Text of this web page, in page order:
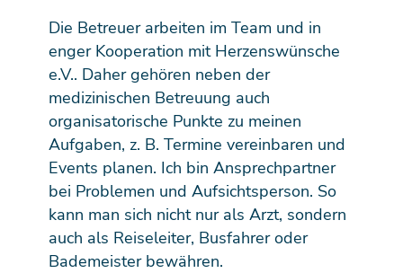
Die Betreuer arbeiten im Team und in
enger Kooperation mit Herzenswünsche
e.V.. Daher gehören neben der
medizinischen Betreuung auch
organisatorische Punkte zu meinen
Aufgaben, z. B. Termine vereinbaren und
Events planen. Ich bin Ansprechpartner
bei Problemen und Aufsichtsperson. So
kann man sich nicht nur als Arzt, sondern
auch als Reiseleiter, Busfahrer oder
Bademeister bewähren.